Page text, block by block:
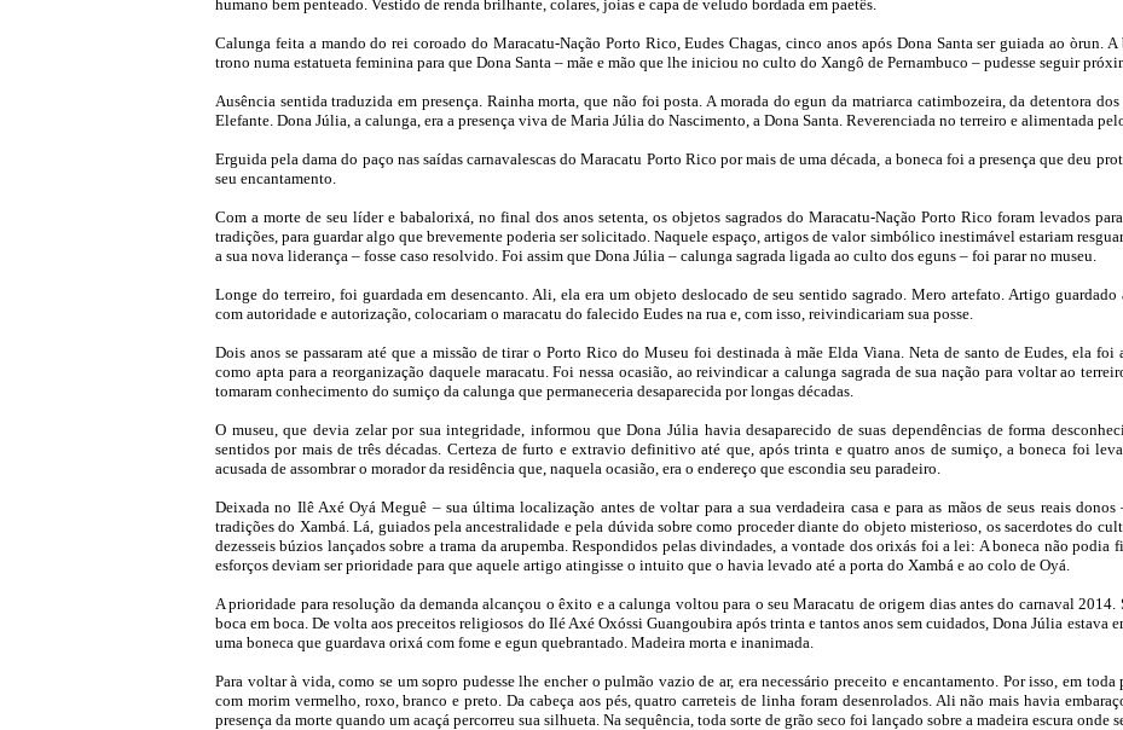
humano bem penteado. Vestido de renda brilhante, colares, joias e capa de veludo bordada em paetês.
Calunga feita a mando do rei coroado do Maracatu-Nação Porto Rico, Eudes Chagas, cinco anos após Dona Santa ser guiada ao òrun.
trono numa estatueta feminina para que Dona Santa – mãe e mão que lhe iniciou no culto do Xangô de Pernambuco – pudesse seguir
Ausência sentida traduzida em presença. Rainha morta, que não foi posta. A morada do egun da matriarca catimbozeira, da detentora
Elefante. Dona Júlia, a calunga, era a presença viva de Maria Júlia do Nascimento, a Dona Santa. Reverenciada no terreiro e alimentada
Erguida pela dama do paço nas saídas carnavalescas do Maracatu Porto Rico por mais de uma década, a boneca foi a presença que deu
seu encantamento.
Com a morte de seu líder e babalorixá, no final dos anos setenta, os objetos sagrados do Maracatu-Nação Porto Rico foram levados
tradições, para guardar algo que brevemente poderia ser solicitado. Naquele espaço, artigos de valor simbólico inestimável estariam
a sua nova liderança – fosse caso resolvido. Foi assim que Dona Júlia – calunga sagrada ligada ao culto dos eguns – foi parar no museu.
Longe do terreiro, foi guardada em desencanto. Ali, ela era um objeto deslocado de seu sentido sagrado. Mero artefato. Artigo guardado
com autoridade e autorização, colocariam o maracatu do falecido Eudes na rua e, com isso, reivindicariam sua posse.
Dois anos se passaram até que a missão de tirar o Porto Rico do Museu foi destinada à mãe Elda Viana. Neta de santo de Eudes, ela
como apta para a reorganização daquele maracatu. Foi nessa ocasião, ao reivindicar a calunga sagrada de sua nação para voltar ao
tomaram conhecimento do sumiço da calunga que permaneceria desaparecida por longas décadas.
O museu, que devia zelar por sua integridade, informou que Dona Júlia havia desaparecido de suas dependências de forma
sentidos por mais de três décadas. Certeza de furto e extravio definitivo até que, após trinta e quatro anos de sumiço, a boneca foi
acusada de assombrar o morador da residência que, naquela ocasião, era o endereço que escondia seu paradeiro.
Deixada no Ilê Axé Oyá Meguê – sua última localização antes de voltar para a sua verdadeira casa e para as mãos de seus reais
tradições do Xambá. Lá, guiados pela ancestralidade e pela dúvida sobre como proceder diante do objeto misterioso, os sacerdotes do
dezesseis búzios lançados sobre a trama da arupemba. Respondidos pelas divindades, a vontade dos orixás foi a lei: A boneca não podia
esforços deviam ser prioridade para que aquele artigo atingisse o intuito que o havia levado até a porta do Xambá e ao colo de Oyá.
A prioridade para resolução da demanda alcançou o êxito e a calunga voltou para o seu Maracatu de origem dias antes do carnaval
boca em boca. De volta aos preceitos religiosos do Ilé Axé Oxóssi Guangoubira após trinta e tantos anos sem cuidados, Dona Júlia estava
uma boneca que guardava orixá com fome e egun quebrantado. Madeira morta e inanimada.
Para voltar à vida, como se um sopro pudesse lhe encher o pulmão vazio de ar, era necessário preceito e encantamento. Por isso, em
com morim vermelho, roxo, branco e preto. Da cabeça aos pés, quatro carreteis de linha foram desenrolados. Ali não mais havia
presença da morte quando um acaçá percorreu sua silhueta. Na sequência, toda sorte de grão seco foi lançado sobre a madeira escura